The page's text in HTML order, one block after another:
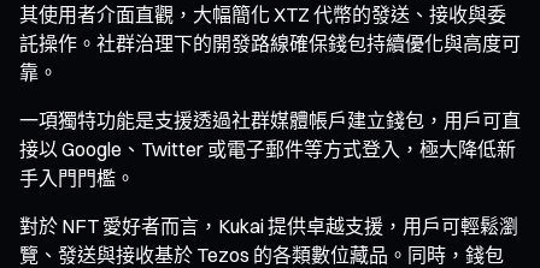
其使用者介面直觀，大幅簡化 XTZ 代幣的發送、接收與委
託操作。社群治理下的開發路線確保錢包持續優化與高度可
靠。
一項獨特功能是支援透過社群媒體帳戶建立錢包，用戶可直
接以 Google、Twitter 或電子郵件等方式登入，極大降低新
手入門門檻。
對於 NFT 愛好者而言，Kukai 提供卓越支援，用戶可輕鬆瀏
覽、發送與接收基於 Tezos 的各類數位藏品。同時，錢包